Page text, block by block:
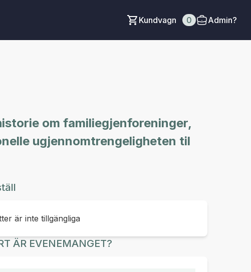
Kundvagn 0 Admin?
om familiegjenforeninger,
ugjennomtrengeligheten til
är inte tillgängliga
ÄR EVENEMANGET?